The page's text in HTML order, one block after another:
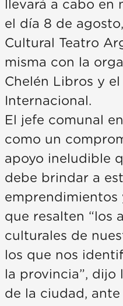
llevará a cabo en
el día 8 de
Cultural Teatro
misma con la
Chelén Libros y
Internacional.
El jefe comunal
como un
apoyo ineludible
debe brindar a
emprendimientos
que resalten “los
culturales de
los que nos
la provincia”,
de la ciudad,